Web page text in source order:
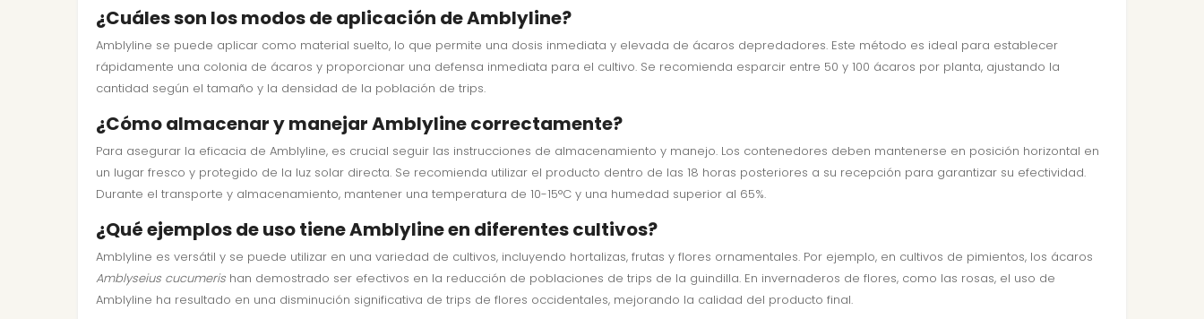
¿Cuáles son los modos de aplicación de Amblyline?
Amblyline se puede aplicar como material suelto, lo que permite una dosis inmediata y elevada de ácaros depredadores. Este método es ideal para establecer
rápidamente una colonia de ácaros y proporcionar una defensa inmediata para el cultivo. Se recomienda esparcir entre 50 y 100 ácaros por planta, ajustando la
cantidad según el tamaño y la densidad de la población de trips.
¿Cómo almacenar y manejar Amblyline correctamente?
Para asegurar la eficacia de Amblyline, es crucial seguir las instrucciones de almacenamiento y manejo. Los contenedores deben mantenerse en posición horizontal en
un lugar fresco y protegido de la luz solar directa. Se recomienda utilizar el producto dentro de las 18 horas posteriores a su recepción para garantizar su efectividad.
Durante el transporte y almacenamiento, mantener una temperatura de 10-15°C y una humedad superior al 65%.
¿Qué ejemplos de uso tiene Amblyline en diferentes cultivos?
Amblyline es versátil y se puede utilizar en una variedad de cultivos, incluyendo hortalizas, frutas y flores ornamentales. Por ejemplo, en cultivos de pimientos, los ácaros
Amblyseius cucumerishan demostrado ser efectivos en la reducción de poblaciones de trips de la guindilla. En invernaderos de flores, como las rosas, el uso de
Amblyline ha resultado en una disminución significativa de trips de flores occidentales, mejorando la calidad del producto final.